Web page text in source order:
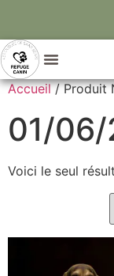
Accueil/ Produit
01/
Voici le seul